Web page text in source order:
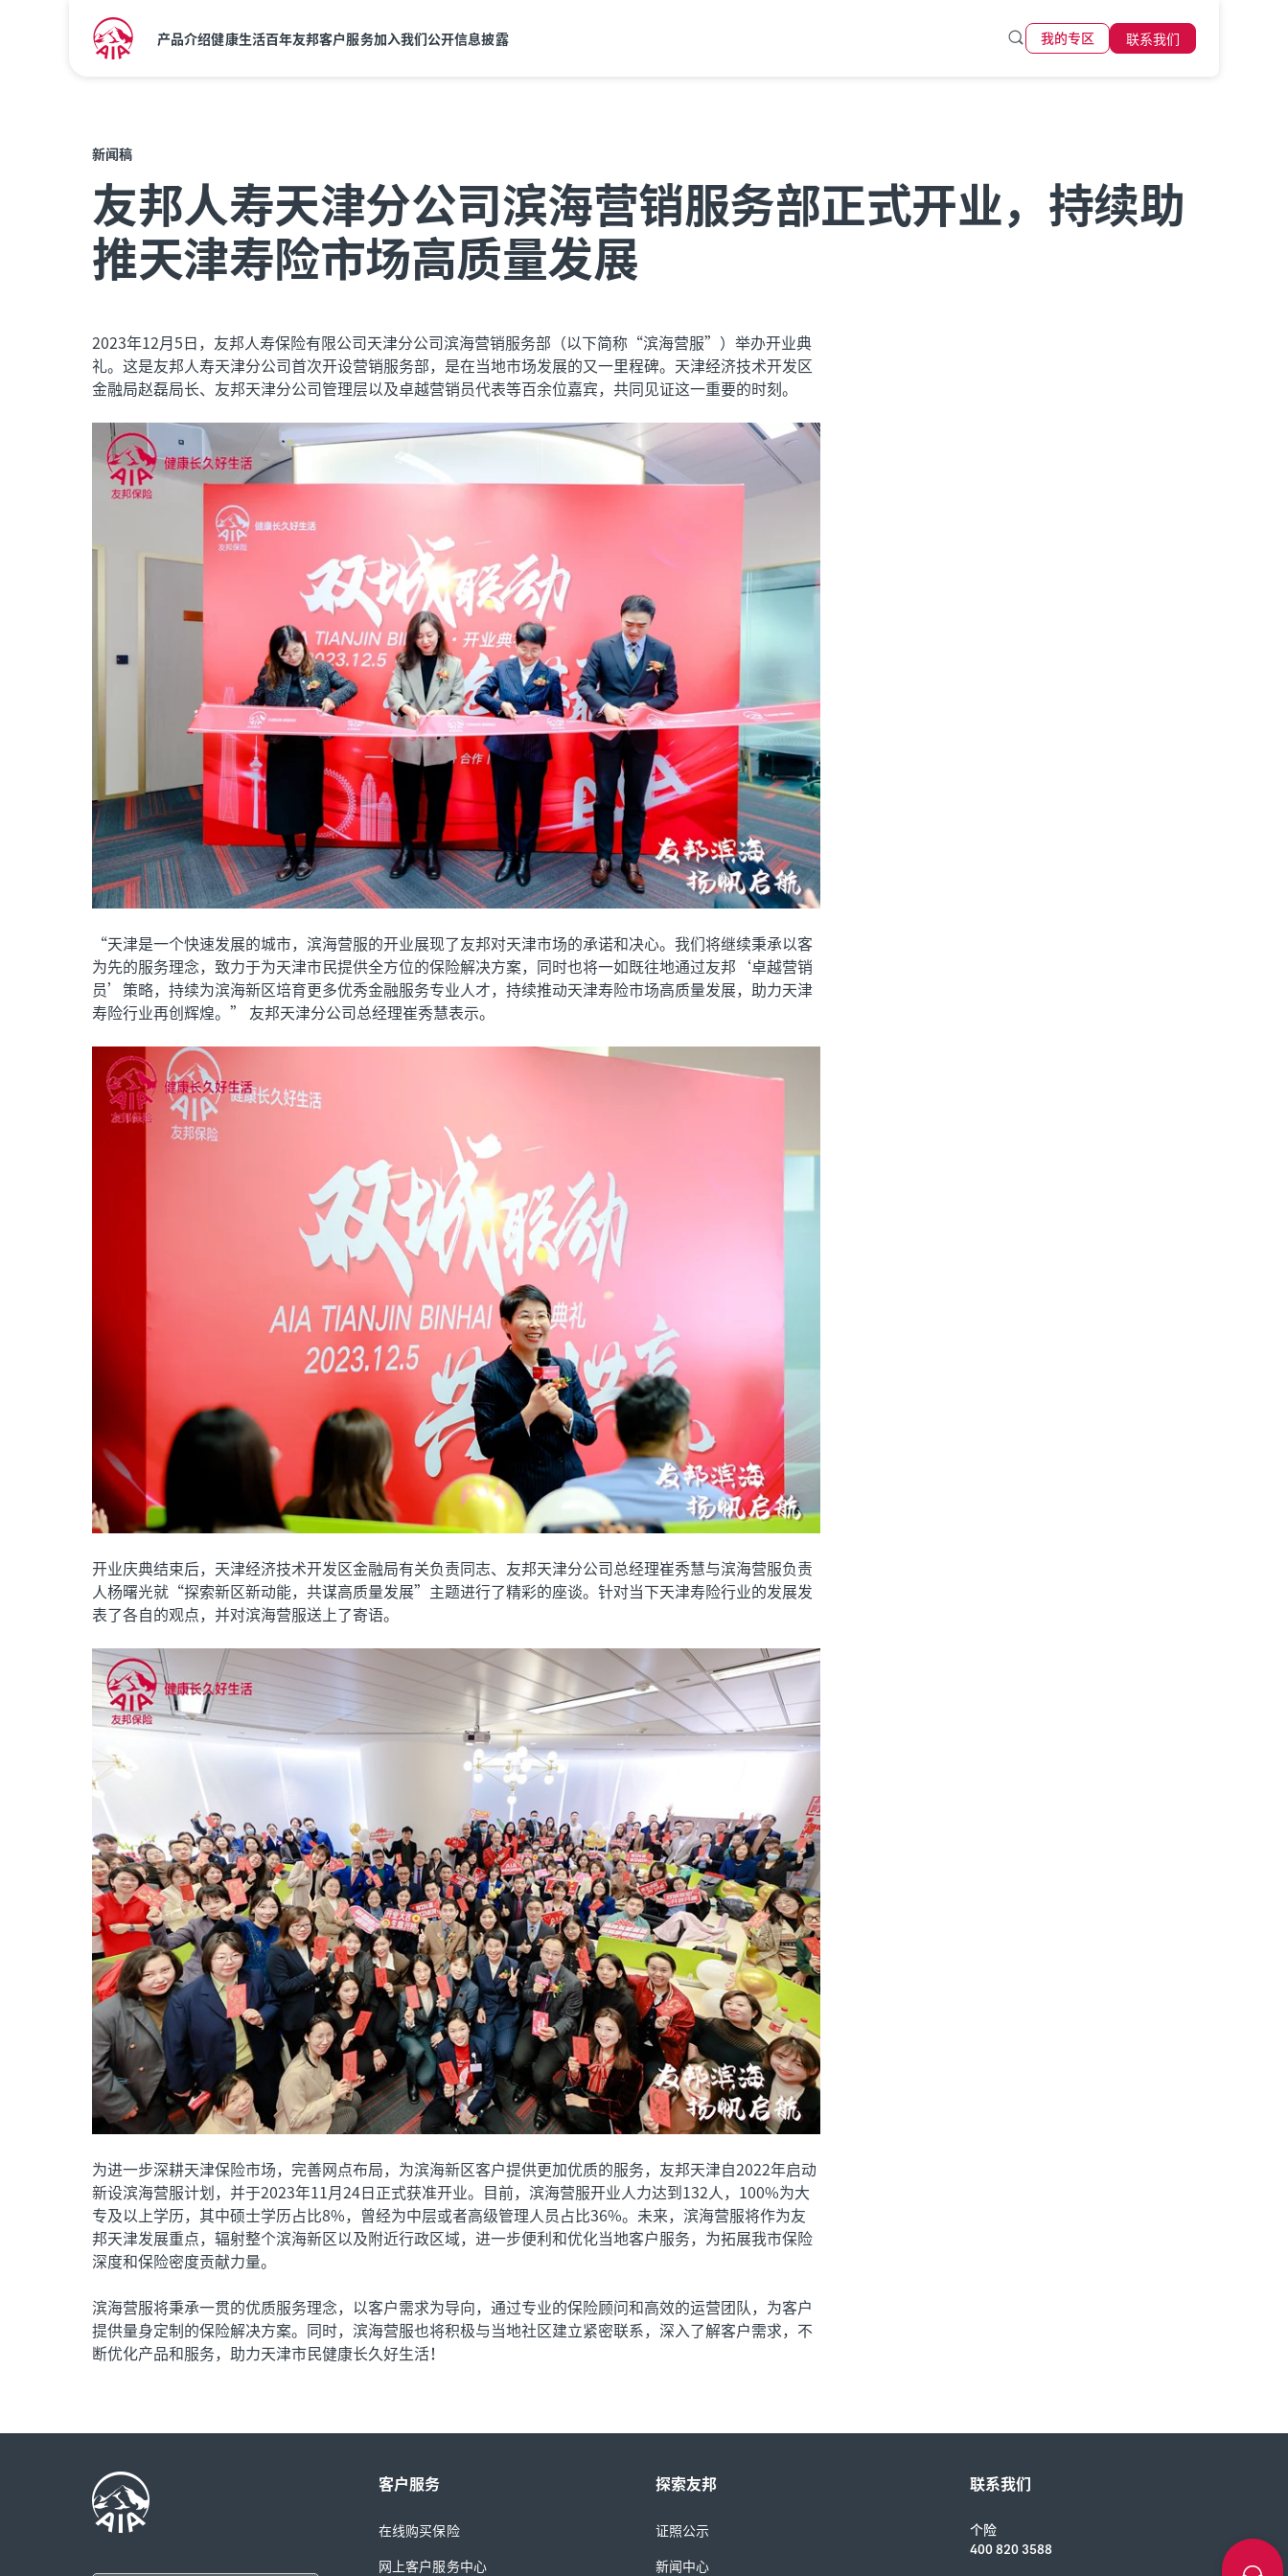
产品介绍健康生活百年友邦客户服务加入我们公开信息披露 我的专区 联系我们
新闻稿
友邦人寿天津分公司滨海营销服务部正式开业，持续助
推天津寿险市场高质量发展
2023年12月5日，友邦人寿保险有限公司天津分公司滨海营销服务部（以下简称“滨海营服”）举办开业典
礼。这是友邦人寿天津分公司首次开设营销服务部，是在当地市场发展的又一里程碑。天津经济技术开发区
金融局赵磊局长、友邦天津分公司管理层以及卓越营销员代表等百余位嘉宾，共同见证这一重要的时刻。
“天津是一个快速发展的城市，滨海营服的开业展现了友邦对天津市场的承诺和决心。我们将继续秉承以客
为先的服务理念，致力于为天津市民提供全方位的保险解决方案，同时也将一如既往地通过友邦‘卓越营销
员’策略，持续为滨海新区培育更多优秀金融服务专业人才，持续推动天津寿险市场高质量发展，助力天津
寿险行业再创辉煌。” 友邦天津分公司总经理崔秀慧表示。
开业庆典结束后，天津经济技术开发区金融局有关负责同志、友邦天津分公司总经理崔秀慧与滨海营服负责
人杨曙光就“探索新区新动能，共谋高质量发展”主题进行了精彩的座谈。针对当下天津寿险行业的发展发
表了各自的观点，并对滨海营服送上了寄语。
为进一步深耕天津保险市场，完善网点布局，为滨海新区客户提供更加优质的服务，友邦天津自2022年启动
新设滨海营服计划，并于2023年11月24日正式获准开业。目前，滨海营服开业人力达到132人，100%为大
专及以上学历，其中硕士学历占比8%，曾经为中层或者高级管理人员占比36%。未来，滨海营服将作为友
邦天津发展重点，辐射整个滨海新区以及附近行政区域，进一步便利和优化当地客户服务，为拓展我市保险
深度和保险密度贡献力量。
滨海营服将秉承一贯的优质服务理念，以客户需求为导向，通过专业的保险顾问和高效的运营团队，为客户
提供量身定制的保险解决方案。同时，滨海营服也将积极与当地社区建立紧密联系，深入了解客户需求，不
断优化产品和服务，助力天津市民健康长久好生活！
客户服务
在线购买保险
网上客户服务中心
探索友邦
证照公示
新闻中心
联系我们
个险
400 820 3588